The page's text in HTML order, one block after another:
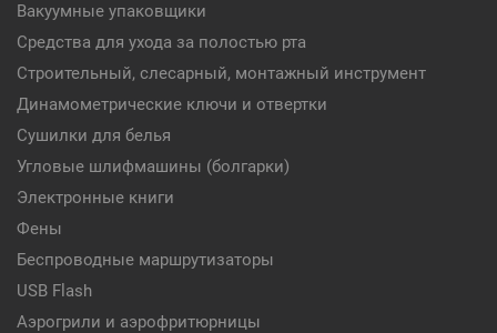
Вакуумные упаковщики
Средства для ухода за полостью рта
Строительный, слесарный, монтажный инструмент
Динамометрические ключи и отвертки
Сушилки для белья
Угловые шлифмашины (болгарки)
Электронные книги
Фены
Беспроводные маршрутизаторы
USB Flash
Аэрогрили и аэрофритюрницы